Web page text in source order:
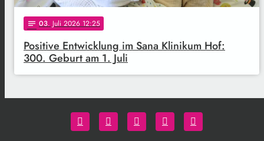
notes 03. Juli 2026 12:25
Positive Entwicklung im Sana Klinikum Hof:
300. Geburt am 1. Juli